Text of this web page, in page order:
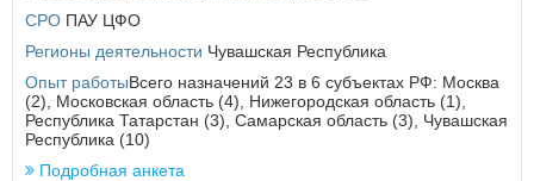
Ямало-Ненецкий автономный округ
СРО ПАУ ЦФО
Регионы деятельности Чувашская Республика
Опыт работыВсего назначений 23 в 6 субъектах РФ: Москва
(2), Московская область (4), Нижегородская область (1),
Республика Татарстан (3), Самарская область (3), Чувашская
Республика (10)
Подробная анкета